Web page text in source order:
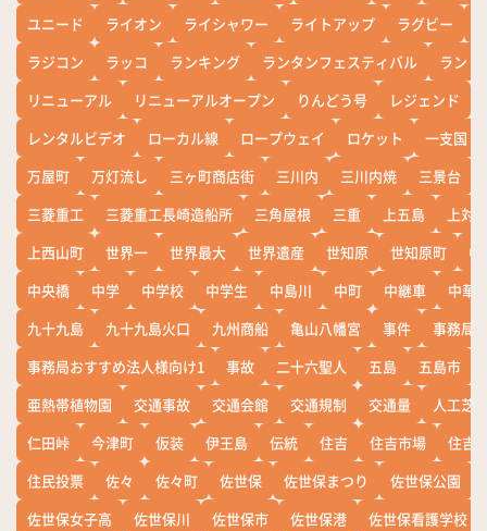
ユニード
ライオン ライシャワー ライトアップ ラグビー
ラジコン
ラッコ ランキング ランタンフェスティバル
ランド
リニューアル
リニューアルオープン りんどう号 レジェンド
レンタルビデオ
ローカル線 ロープウェイ ロケット
一支国
万屋町
万灯流し 三ヶ町商店街 三川内 三川内焼 三景台
三菱重工
三菱重工長崎造船所 三角屋根 三重 上五島
上対
上西山町
世界一 世界最大 世界遺産 世知原 世知原町
中
中央橋
中学 中学校 中学生 中島川 中町 中継車
中華
九十九島
九十九島火口 九州商船 亀山八幡宮 事件
事務局
事務局おすすめ法人様向け1
事故 二十六聖人 五島 五島市
亜熱帯植物園
交通事故 交通会館 交通規制 交通量
人工芝
仁田峠
今津町 仮装 伊王島 伝統 住吉 住吉市場
住吉
住民投票
佐々 佐々町 佐世保 佐世保まつり 佐世保公園
佐世保女子高
佐世保川 佐世保市 佐世保港
佐世保看護学校